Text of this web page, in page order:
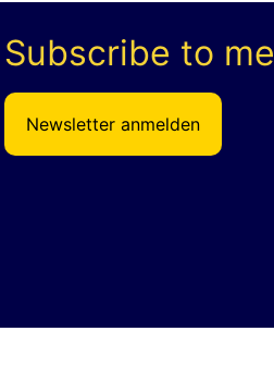
Subscribe to me
Newsletter anmelden